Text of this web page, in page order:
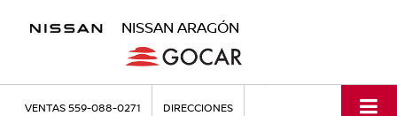
NISSAN ARAGÓN
VENTAS559-088-0271 DIRECCIONES